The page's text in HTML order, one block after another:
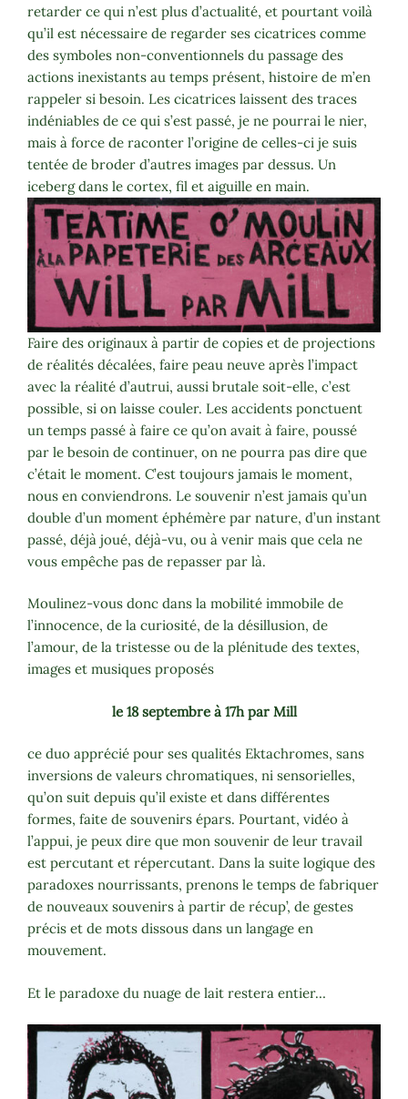
retarder ce qui n’est plus d’actualité, et pourtant voilà
qu’il est nécessaire de regarder ses cicatrices comme
des symboles non-conventionnels du passage des
actions inexistants au temps présent, histoire de m’en
rappeler si besoin. Les cicatrices laissent des traces
indéniables de ce qui s’est passé, je ne pourrai le nier,
mais à force de raconter l’origine de celles-ci je suis
tentée de broder d’autres images par dessus. Un
iceberg dans le cortex, fil et aiguille en main.
Faire des originaux à partir de copies et de projections
de réalités décalées, faire peau neuve après l’impact
avec la réalité d’autrui, aussi brutale soit-elle, c’est
possible, si on laisse couler. Les accidents ponctuent
un temps passé à faire ce qu’on avait à faire, poussé
par le besoin de continuer, on ne pourra pas dire que
c’était le moment. C’est toujours jamais le moment,
nous en conviendrons. Le souvenir n’est jamais qu’un
double d’un moment éphémère par nature, d’un instant
passé, déjà joué, déjà-vu, ou à venir mais que cela ne
vous empêche pas de repasser par là.
Moulinez-vous donc dans la mobilité immobile de
l’innocence, de la curiosité, de la désillusion, de
l’amour, de la tristesse ou de la plénitude des textes,
images et musiques proposés
le 18 septembre à 17h par Mill
ce duo apprécié pour ses qualités Ektachromes, sans
inversions de valeurs chromatiques, ni sensorielles,
qu’on suit depuis qu’il existe et dans différentes
formes, faite de souvenirs épars. Pourtant, vidéo à
l’appui, je peux dire que mon souvenir de leur travail
est percutant et répercutant. Dans la suite logique des
paradoxes nourrissants, prenons le temps de fabriquer
de nouveaux souvenirs à partir de récup’, de gestes
précis et de mots dissous dans un langage en
mouvement.
Et le paradoxe du nuage de lait restera entier…